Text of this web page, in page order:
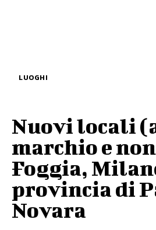
LUOGHI
Nuovi locali
marchio e
Foggia,
provincia di
Novara